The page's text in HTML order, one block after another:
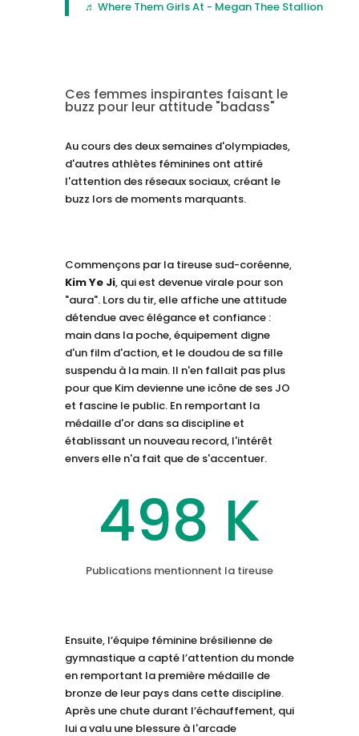
♬ Where Them Girls At - Megan Thee Stallion
Ces femmes inspirantes faisant le
buzz pour leur attitude "badass"
Au cours des deux semaines d'olympiades,
d'autres athlètes féminines ont attiré
l'attention des réseaux sociaux, créant le
buzz lors de moments marquants.
Commençons par la tireuse sud-coréenne,
Kim Ye Ji, qui est devenue virale pour son
"aura". Lors du tir, elle affiche une attitude
détendue avec élégance et confiance :
main dans la poche, équipement digne
d'un film d'action, et le doudou de sa fille
suspendu à la main. Il n'en fallait pas plus
pour que Kim devienne une icône de ses JO
et fascine le public. En remportant la
médaille d'or dans sa discipline et
établissant un nouveau record, l'intérêt
envers elle n'a fait que de s'accentuer.
498 K
Publications mentionnent la tireuse
Ensuite, l’équipe féminine brésilienne de
gymnastique a capté l’attention du monde
en remportant la première médaille de
bronze de leur pays dans cette discipline.
Après une chute durant l’échauffement, qui
lui a valu une blessure à l'arcade